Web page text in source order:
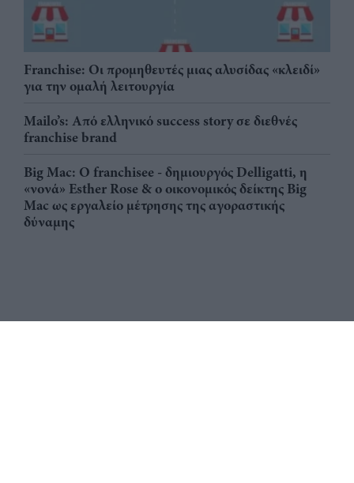
Franchise: Οι προμηθευτές μιας αλυσίδας «κλειδί»
για την ομαλή λειτουργία
Mailo’s: Από ελληνικό success story σε διεθνές
franchise brand
Big Mac: Ο franchisee - δημιουργός Delligatti, η
«νονά» Esther Rose & ο οικονομικός δείκτης Big
Mac ως εργαλείο μέτρησης της αγοραστικής
δύναμης